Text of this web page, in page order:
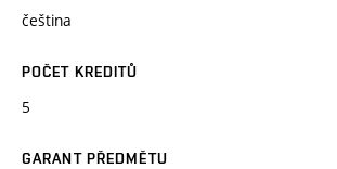
čeština
POČET KREDITŮ
5
GARANT PŘEDMĚTU